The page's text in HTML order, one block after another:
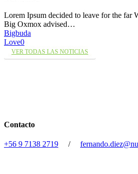
Lorem Ipsum decided to leave for the far
Big Oxmox advised…
Bigbuda
Love0
VER TODAS LAS NOTICIAS
Contacto
+56 9 7138 2719 /